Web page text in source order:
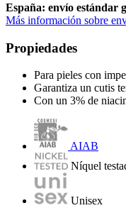
España: envío estándar
Más información sobre
Propiedades
Para pieles con
Garantiza un cutis
Con un 3% de
AIAB
Níquel
Unisex